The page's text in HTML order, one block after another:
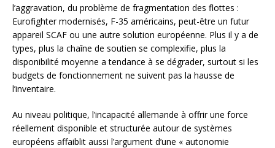
l’aggravation, du problème de fragmentation des flottes :
Eurofighter modernisés, F-35 américains, peut-être un futur
appareil SCAF ou une autre solution européenne. Plus il y a de
types, plus la chaîne de soutien se complexifie, plus la
disponibilité moyenne a tendance à se dégrader, surtout si les
budgets de fonctionnement ne suivent pas la hausse de
l’inventaire.
Au niveau politique, l’incapacité allemande à offrir une force
réellement disponible et structurée autour de systèmes
européens affaiblit aussi l’argument d’une « autonomie